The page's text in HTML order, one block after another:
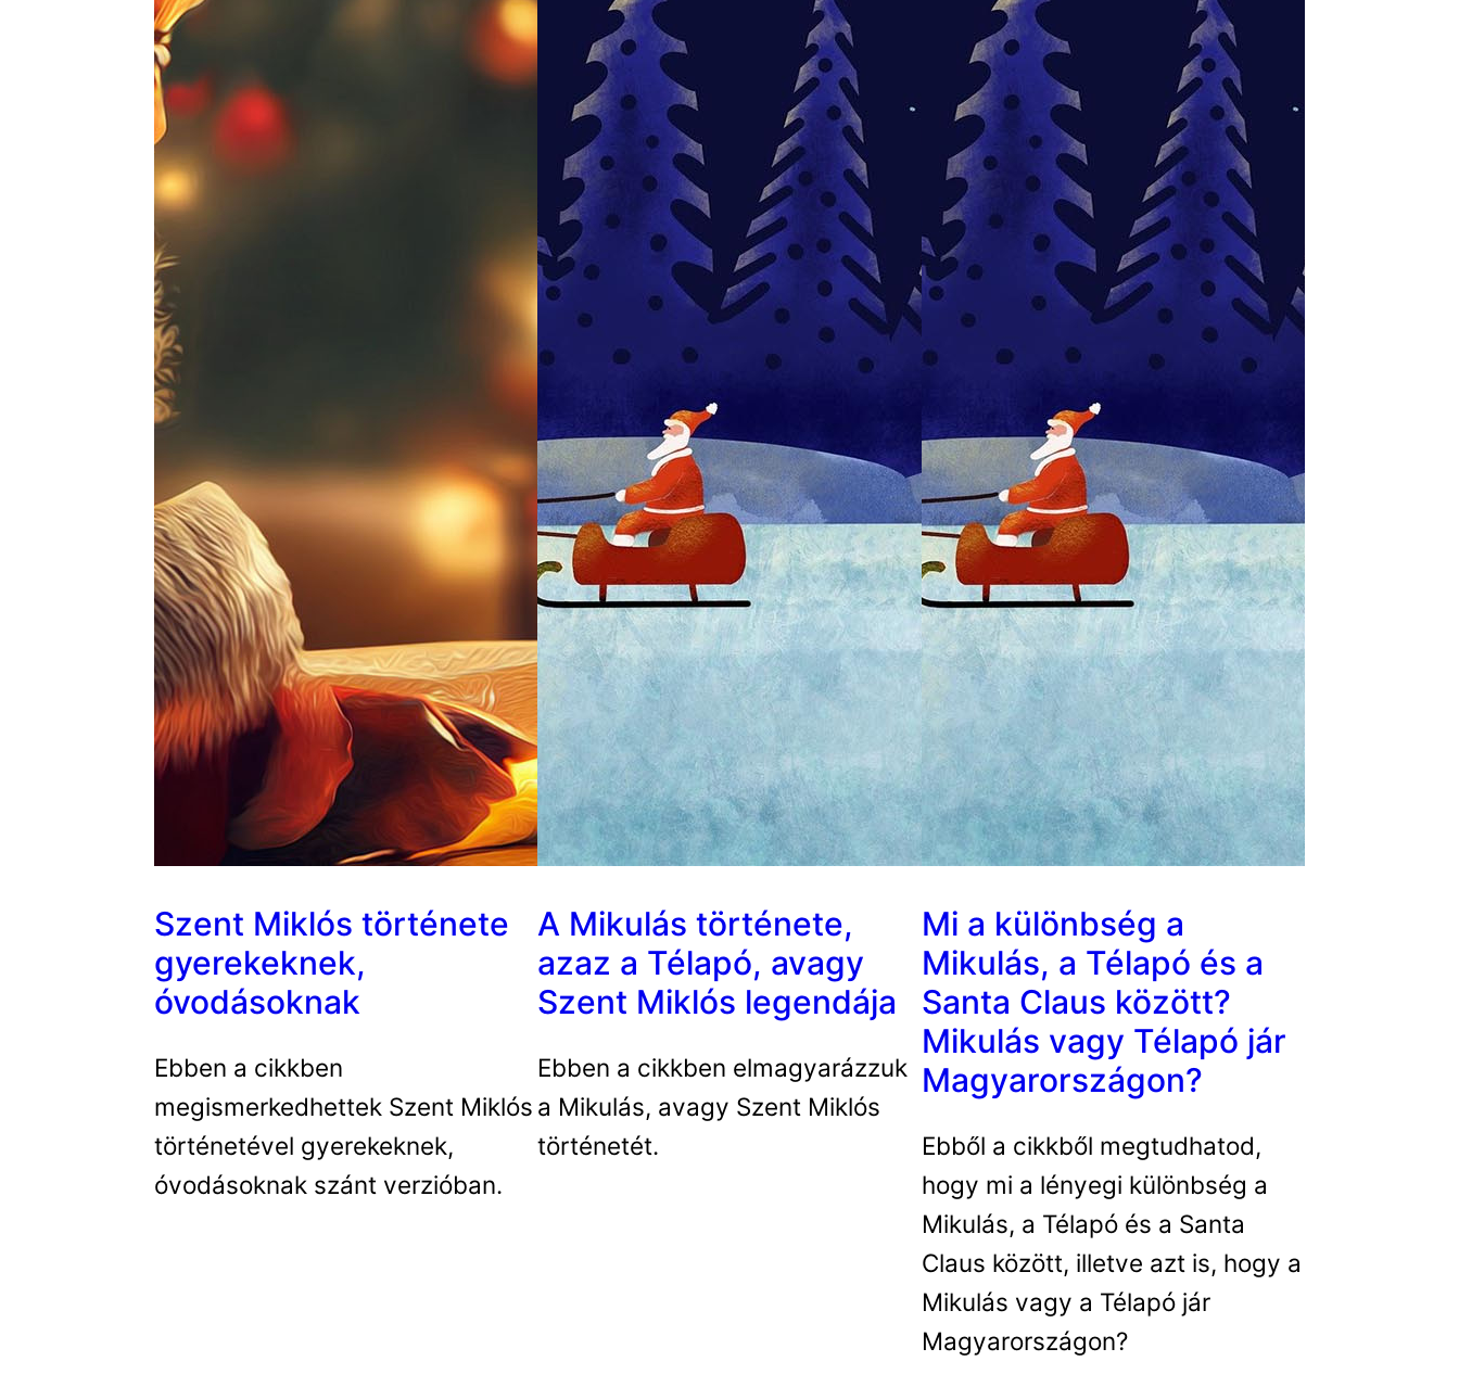
Szent Miklós története
gyerekeknek,
óvodásoknak
Ebben a cikkben
megismerkedhettek Szent Miklós
történetével gyerekeknek,
óvodásoknak szánt verzióban.
A Mikulás története,
azaz a Télapó, avagy
Szent Miklós legendája
Ebben a cikkben elmagyarázzuk
a Mikulás, avagy Szent Miklós
történetét.
Mi a különbség a
Mikulás, a Télapó és a
Santa Claus között?
Mikulás vagy Télapó jár
Magyarországon?
Ebből a cikkből megtudhatod,
hogy mi a lényegi különbség a
Mikulás, a Télapó és a Santa
Claus között, illetve azt is, hogy a
Mikulás vagy a Télapó jár
Magyarországon?